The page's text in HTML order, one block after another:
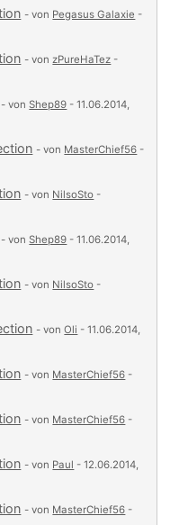
- von Pegasus Galaxie -
- vonzPureHaTez -
- vonShep89 - 11.06.2014,
- von MasterChief56 -
- von NilsoSto -
- vonShep89 - 11.06.2014,
- von NilsoSto -
- vonOli - 11.06.2014,
- von MasterChief56 -
- von MasterChief56 -
- von Paul - 12.06.2014,
- von MasterChief56 -